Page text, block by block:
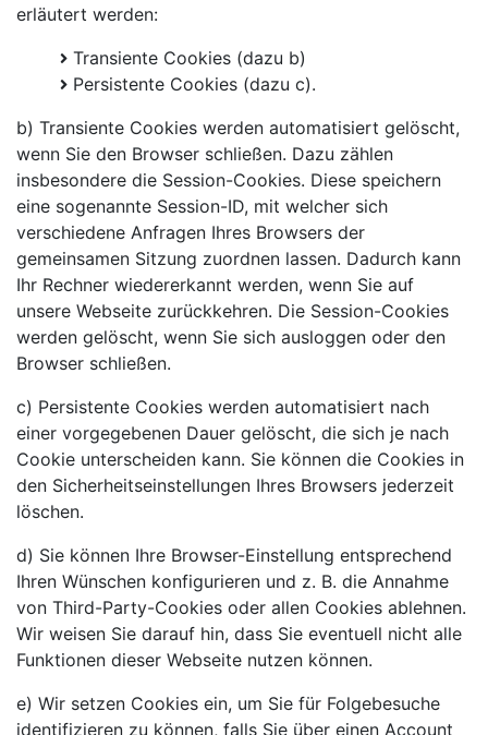
erläutert werden:
Transiente Cookies (dazu b)
Persistente Cookies (dazu c).
b) Transiente Cookies werden automatisiert gelöscht,
wenn Sie den Browser schließen. Dazu zählen
insbesondere die Session-Cookies. Diese speichern
eine sogenannte Session-ID, mit welcher sich
verschiedene Anfragen Ihres Browsers der
gemeinsamen Sitzung zuordnen lassen. Dadurch kann
Ihr Rechner wiedererkannt werden, wenn Sie auf
unsere Webseite zurückkehren. Die Session-Cookies
werden gelöscht, wenn Sie sich ausloggen oder den
Browser schließen.
c) Persistente Cookies werden automatisiert nach
einer vorgegebenen Dauer gelöscht, die sich je nach
Cookie unterscheiden kann. Sie können die Cookies in
den Sicherheitseinstellungen Ihres Browsers jederzeit
löschen.
d) Sie können Ihre Browser-Einstellung entsprechend
Ihren Wünschen konfigurieren und z. B. die Annahme
von Third-Party-Cookies oder allen Cookies ablehnen.
Wir weisen Sie darauf hin, dass Sie eventuell nicht alle
Funktionen dieser Webseite nutzen können.
e) Wir setzen Cookies ein, um Sie für Folgebesuche
identifizieren zu können, falls Sie über einen Account